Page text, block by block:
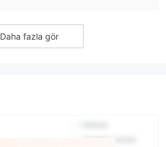
Daha fazla gör